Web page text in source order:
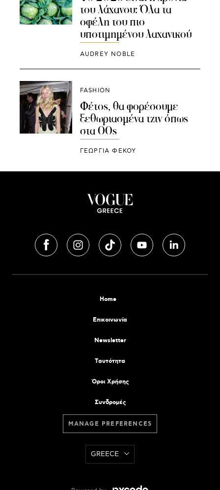
του λάχανου: Όλα τα
οφέλη του πιο
υποτιμημένου λαχανικού
AUDREY NOBLE
FASHION
Φέτος, θα φορέσουμε
ξεθωριασμένα τζιν όπως
στα 00s
ΓΕΩΡΓΙΑ ΦΕΚΟΥ
Home
Επικοινωνία
Newsletter
Tαυτότητα
Όροι Χρήσης
Συνδρομές
MANAGE PREFERENCES
GREECE